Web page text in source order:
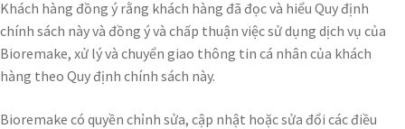
Khách hàng đồng ý rằng khách hàng đã đọc và hiểu Quy định
chính sách này và đồng ý và chấp thuận việc sử dụng dịch vụ của
Bioremake, xử lý và chuyển giao thông tin cá nhân của khách
hàng theo Quy định chính sách này.
Bioremake có quyền chỉnh sửa, cập nhật hoặc sửa đổi các điều